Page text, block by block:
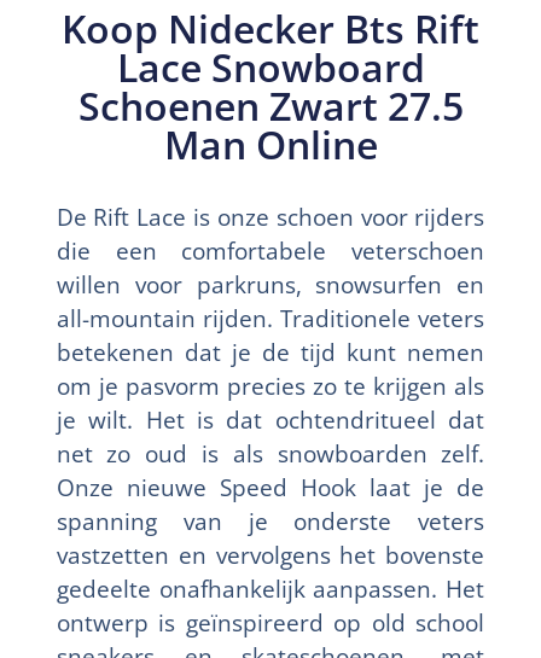
Koop Nidecker Bts Rift
Lace Snowboard
Schoenen Zwart 27.5
Man Online
De Rift Lace is onze schoen voor rijders
die een comfortabele veterschoen
willen voor parkruns, snowsurfen en
all-mountain rijden. Traditionele veters
betekenen dat je de tijd kunt nemen
om je pasvorm precies zo te krijgen als
je wilt. Het is dat ochtendritueel dat
net zo oud is als snowboarden zelf.
Onze nieuwe Speed Hook laat je de
spanning van je onderste veters
vastzetten en vervolgens het bovenste
gedeelte onafhankelijk aanpassen. Het
ontwerp is geïnspireerd op old school